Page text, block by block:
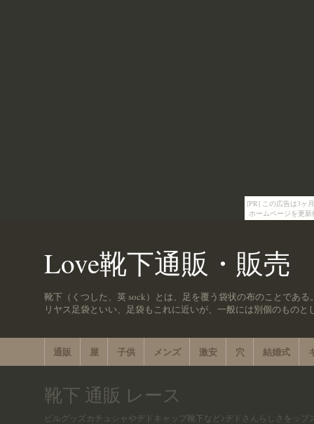
[PR] この広告は3ヶ
ホームページを更
Love靴下通販・販売
靴下（くつした、英 sock）とは、足を覆う袋状の布のことであ
リヤス足袋といい、足袋もこれに近いが、一般には別個のものと
通販 屋 子供 メンズ 激安 穴 結婚式
靴下 通販 レース
ピルグッズカチュシャやヂドキャップ靴下など♪ヂドさんらしさをップ